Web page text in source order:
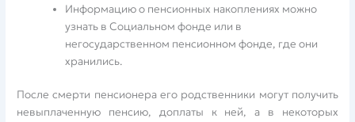
Информацию о пенсионных накоплениях можно
узнать в Социальном фонде или в
негосударственном пенсионном фонде, где они
хранились.
После смерти пенсионера его родственники могут получить
невыплаченную пенсию, доплаты к ней, а в некоторых